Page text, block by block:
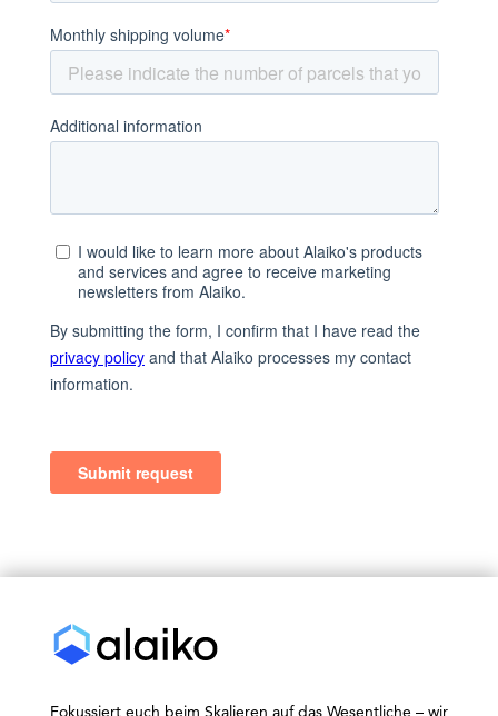
Fokussiert euch beim Skalieren auf das Wesentliche – wir